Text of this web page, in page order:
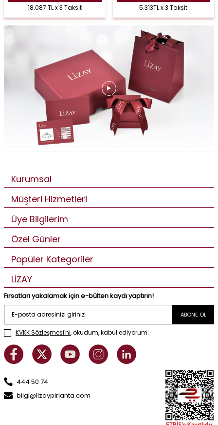
18.087 TL x 3 Taksit 5.313TL x 3 Taksit
Kurumsal
Müşteri Hizmetleri
Üye Bilgilerim
Özel Günler
Popüler Kategoriler
LİZAY
Fırsatları yakalamak için e-bülten kaydı yaptırın!
ABONE OL
KVKK Sözleşmesi'ni, okudum, kabul ediyorum.
444 50 74
bilgi@lizaypirlanta.com